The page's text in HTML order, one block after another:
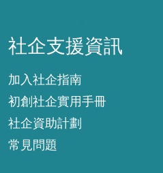
社企支援資訊
加入社企指南
初創社企實用手冊
社企資助計劃
常見問題